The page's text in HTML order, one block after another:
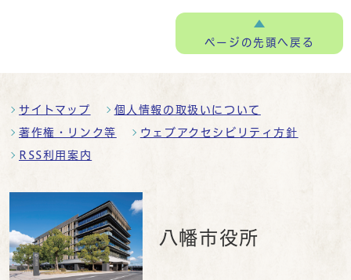
ページの先頭へ戻る
サイトマップ 個人情報の取扱いについて
著作権・リンク等 ウェブアクセシビリティ方針
RSS利用案内
八幡市役所